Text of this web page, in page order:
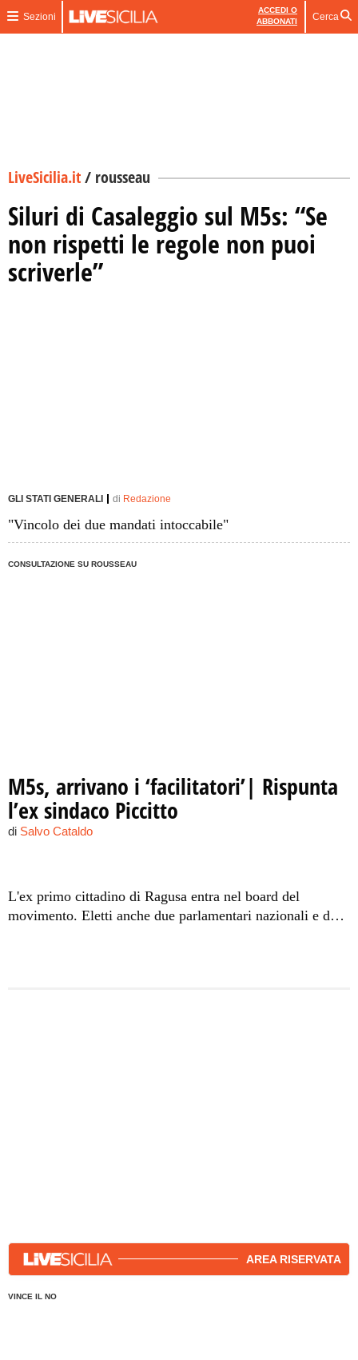
Sezioni
ACCEDI O
ABBONATI
Cerca
LiveSicilia.it/ rousseau
Siluri di Casaleggio sul M5s: “Se
non rispetti le regole non puoi
scriverle”
GLI STATI GENERALI di Redazione
"Vincolo dei due mandati intoccabile"
CONSULTAZIONE SU ROUSSEAU
M5s, arrivano i ‘facilitatori’| Rispunta
l’ex sindaco Piccitto
di Salvo Cataldo
L'ex primo cittadino di Ragusa entra nel board del
movimento. Eletti anche due parlamentari nazionali e due
AREA RISERVATA
VINCE IL NO